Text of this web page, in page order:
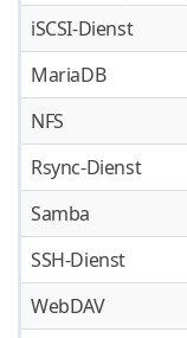
iSCSI-Dienst
MariaDB
NFS
Rsync-Dienst
Samba
SSH-Dienst
WebDAV